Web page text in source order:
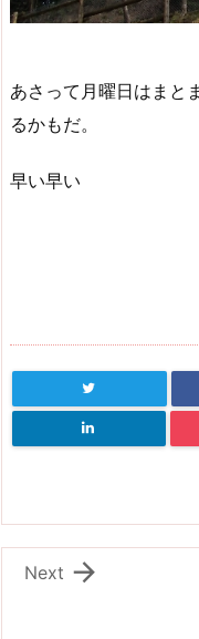
あさって月曜日はまと
るかもだ。
早い早い

Next